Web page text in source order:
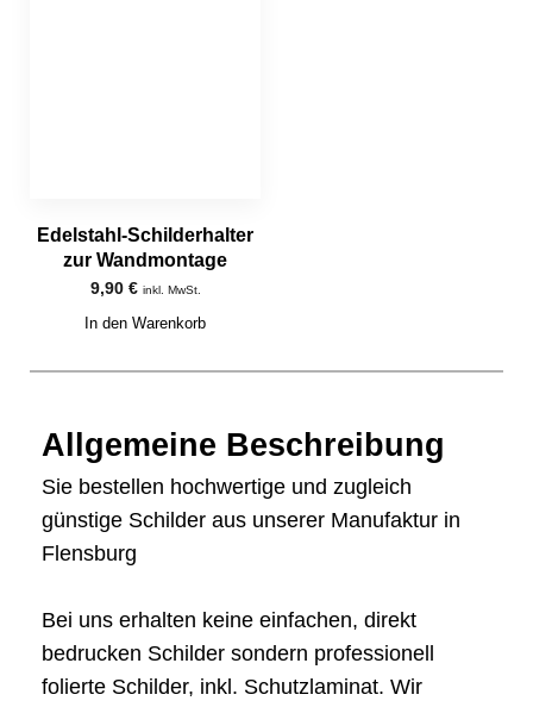
Edelstahl-Schilderhalter
zur Wandmontage
9,90 € inkl. MwSt.
In den Warenkorb
Allgemeine Beschreibung
Sie bestellen hochwertige und zugleich
günstige Schilder aus unserer Manufaktur in
Flensburg
Bei uns erhalten keine einfachen, direkt
bedrucken Schilder sondern professionell
folierte Schilder, inkl. Schutzlaminat. Wir